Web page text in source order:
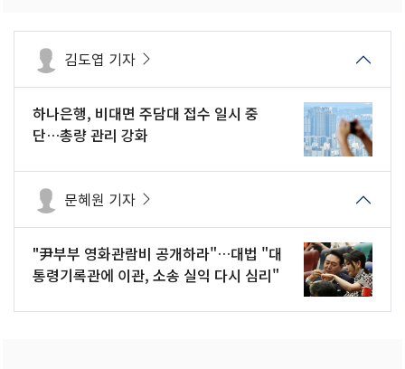
김도엽 기자
하나은행, 비대면 주담대 접수 일시 중
단…총량 관리 강화
문혜원 기자
"尹부부 영화관람비 공개하라"…대법 "대
통령기록관에 이관, 소송 실익 다시 심리"